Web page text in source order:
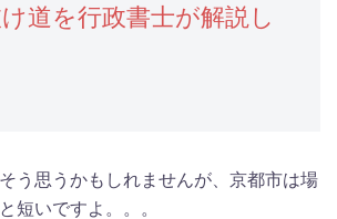
道を行政書士が解説し
う思うかもしれませんが、京都市は場
短いですよ。。。